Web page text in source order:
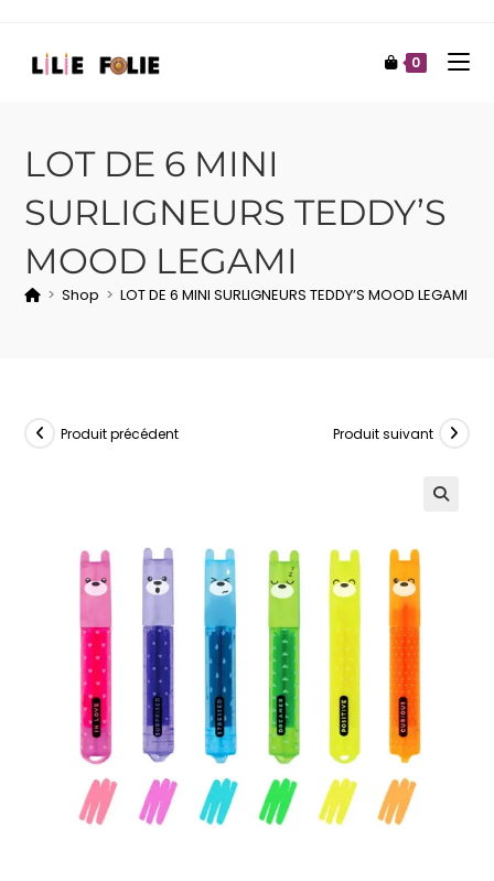
0
LOT DE 6 MINI
SURLIGNEURS TEDDY’S
MOOD LEGAMI
> Shop > LOT DE 6 MINI SURLIGNEURS TEDDY’S MOOD LEGAMI
Produit précédent Produit suivant